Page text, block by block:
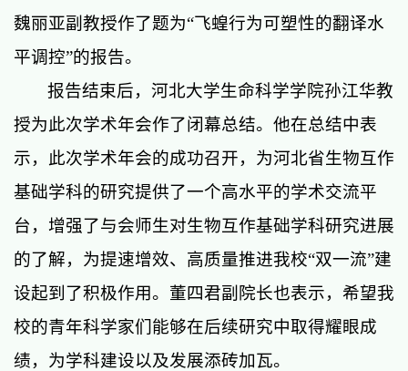
魏丽亚副教授作了题为“飞蝗行为可塑性的翻译水
平调控”的报告。
报告结束后，河北大学生命科学学院孙江华教
授为此次学术年会作了闭幕总结。他在总结中表
示，此次学术年会的成功召开，为河北省生物互作
基础学科的研究提供了一个高水平的学术交流平
台，增强了与会师生对生物互作基础学科研究进展
的了解，为提速增效、高质量推进我校“双一流”建
设起到了积极作用。董四君副院长也表示，希望我
校的青年科学家们能够在后续研究中取得耀眼成
绩，为学科建设以及发展添砖加瓦。